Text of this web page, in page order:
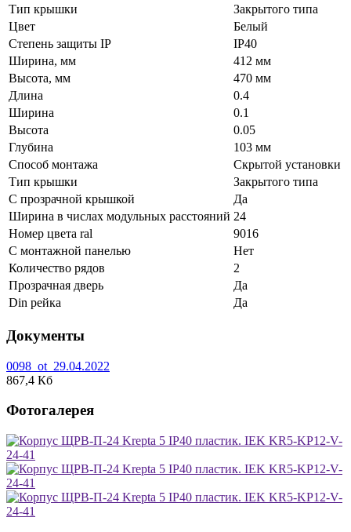
Тип крышки
Закрытого типа
Цвет
Белый
Степень защиты IP
IP40
Ширина, мм
412 мм
Высота, мм
470 мм
Длина
0.4
Ширина
0.1
Высота
0.05
Глубина
103 мм
Способ монтажа
Скрытой установки
Тип крышки
Закрытого типа
С прозрачной крышкой
Да
Ширина в числах модульных расстояний 24
Номер цвета ral
9016
С монтажной панелью
Нет
Количество рядов
2
Прозрачная дверь
Да
Din рейка
Да
Документы
0098_ot_29.04.2022
867,4 Кб
Фотогалерея